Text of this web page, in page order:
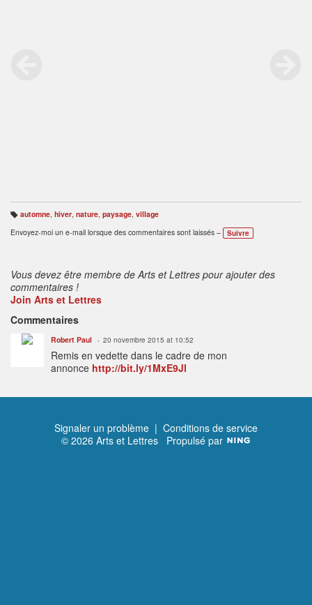
B
ali
s
automne, hiver, nature, paysage, village
Envoyez-moi un e-mail lorsque des commentaires sont laissés –
Suivre
Vous devez être membre de Arts et Lettres pour ajouter des
commentaires !
Join Arts et Lettres
Commentaires
Robert Paul 20 novembre 2015 at 10:52
Remis en vedette dans le cadre de mon
annonce http://bit.ly/1MxE9Jl
Signaler un problème | Conditions de service
© 2026 Arts et Lettres Propulsé par